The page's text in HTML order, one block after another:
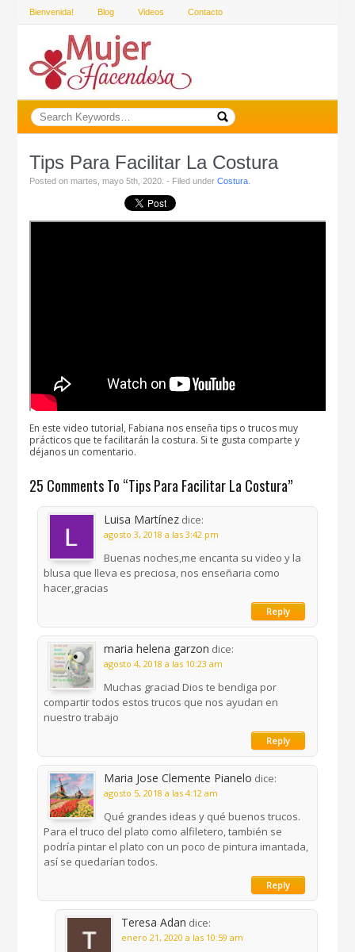
Bienvenida! Blog Videos Contacto
Tips Para Facilitar La Costura
Posted on martes, mayo 5th, 2020. - Filed underCostura
En este video tutorial, Fabiana nos enseña tips o trucos muy
prácticos que te facilitarán la costura. Si te gusta comparte y
déjanos un comentario.
25 Comments To “Tips Para Facilitar La Costura”
Luisa Martínez dice:
agosto 3, 2018 a las 3:42 pm
Buenas noches,me encanta su video y la
blusa que lleva es preciosa, nos enseñaria como
hacer,gracias
Reply
maria helena garzon dice:
agosto 4, 2018 a las 10:23 am
Muchas graciad Dios te bendiga por
compartir todos estos trucos que nos ayudan en
nuestro trabajo
Reply
Maria Jose Clemente Pianelo dice:
agosto 5, 2018 a las 4:12 am
Qué grandes ideas y qué buenos trucos.
Para el truco del plato como alfiletero, también se
podría pintar el plato con un poco de pintura imantada,
así se quedarían todos.
Reply
Teresa Adan dice:
enero 21, 2020 a las 10:59 am